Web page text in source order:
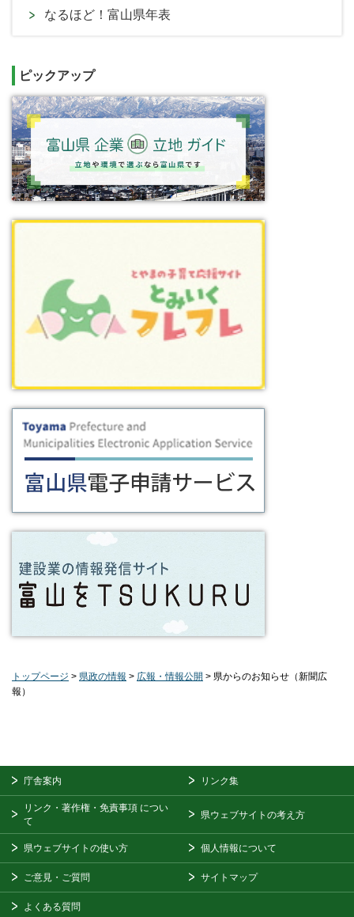
なるほど！富山県年表
ピックアップ
トップページ > 県政の情報 > 広報・情報公開 > 県からのお知らせ（新聞広
報）
庁舎案内 リンク集
リンク・著作権・免責事項 につい
て
県ウェブサイトの考え方
県ウェブサイトの使い方 個人情報について
ご意見・ご質問 サイトマップ
よくある質問